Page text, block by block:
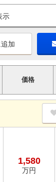
示
加
価格
1,580
万円